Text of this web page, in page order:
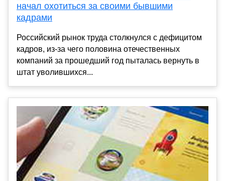
начал охотиться за своими бывшими
кадрами
Российский рынок труда столкнулся с дефицитом
кадров, из-за чего половина отечественных
компаний за прошедший год пыталась вернуть в
штат уволившихся...